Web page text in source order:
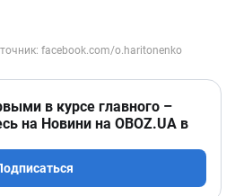
в курсе главного –
на Новини на OBOZ.UA в